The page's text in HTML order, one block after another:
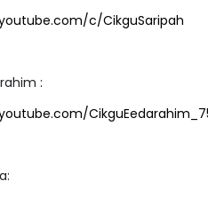
c/CikguSaripah
: